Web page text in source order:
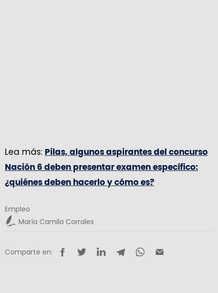
Lea más: Pilas, algunos aspirantes del concurso
Nación 6 deben presentar examen específico:
¿quiénes deben hacerlo y cómo es?
Empleo
María Camila Corrales
Comparte en: